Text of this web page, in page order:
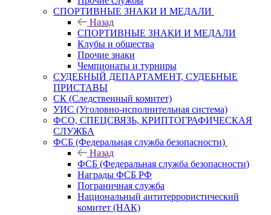
СПОРТИВНЫЕ ЗНАКИ И МЕДАЛИ
Назад
СПОРТИВНЫЕ ЗНАКИ И МЕДАЛИ
Клубы и общества
Прочие знаки
Чемпионаты и турниры
СУДЕБНЫЙ ДЕПАРТАМЕНТ, СУДЕБНЫЕ
ПРИСТАВЫ
СК (Следственный комитет)
УИС (Уголовно-исполнительная система)
ФСО, СПЕЦСВЯЗЬ, КРИПТОГРАФИЧЕСКАЯ
СЛУЖБА
ФСБ (Федеральная служба безопасности)
Назад
ФСБ (Федеральная служба безопасности)
Награды ФСБ РФ
Пограничная служба
Национальный антитеррористический
комитет (НАК)